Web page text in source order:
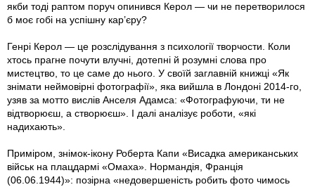
якби тоді раптом поруч опинився Керол — чи не перетворилося
б моє гобі на успішну кар’єру?
Генрі Керол — це розслідування з психології творчости. Коли
хтось прагне почути влучні, дотепні й розумні слова про
мистецтво, то це саме до нього. У своїй заглавній книжці «Як
знімати неймовірні фотографії», яка вийшла в Лондоні 2014-го,
узяв за мотто вислів Анселя Адамса: «Фотографуючи, ти не
відтворюєш, а створюєш». І далі аналізує роботи, «які
надихають».
Приміром, знімок-ікону Роберта Капи «Висадка американських
військ на плацдармі «Омаха». Нормандія, Франція
(06.06.1944)»: позірна «недовершеність робить фото чимось